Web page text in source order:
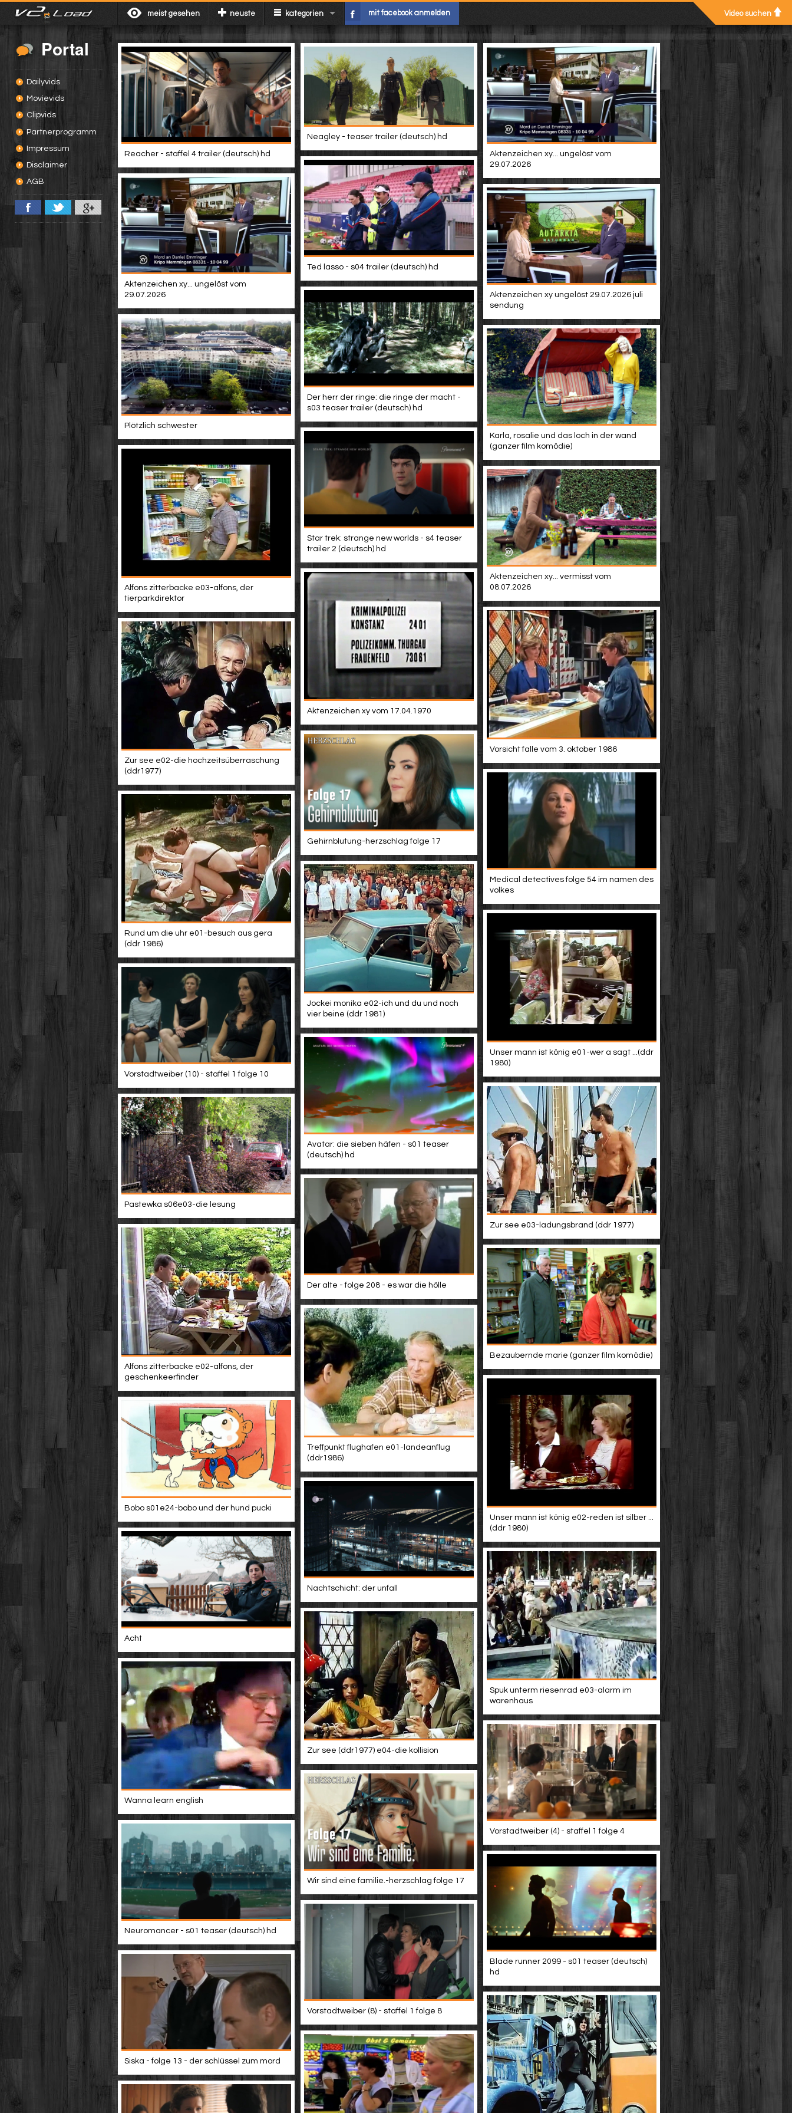
meist gesehen neuste kategorien mit facebook anmelden Video suchen
Portal
Dailyvids
Movievids
Clipvids
Partnerprogramm
Impressum
Disclaimer
AGB
Reacher - staffel 4 trailer (deutsch) hd
Neagley - teaser trailer (deutsch) hd
Aktenzeichen xy... ungelöst vom
29.07.2026
Ted lasso - s04 trailer (deutsch) hd
Aktenzeichen xy... ungelöst vom
29.07.2026
Aktenzeichen xy ungelöst 29.07.2026 juli
sendung
Der herr der ringe: die ringe der macht -
s03 teaser trailer (deutsch) hd
Plötzlich schwester
Karla, rosalie und das loch in der wand
(ganzer film komödie)
Star trek: strange new worlds - s4 teaser
trailer 2 (deutsch) hd
Alfons zitterbacke e03-alfons, der
tierparkdirektor
Aktenzeichen xy... vermisst vom
08.07.2026
Aktenzeichen xy vom 17.04.1970
Vorsicht falle vom 3. oktober 1986
Zur see e02-die hochzeitsüberraschung
(ddr1977)
Gehirnblutung-herzschlag folge 17
Medical detectives folge 54 im namen des
volkes
Rund um die uhr e01-besuch aus gera
(ddr 1986)
Jockei monika e02-ich und du und noch
vier beine (ddr 1981)
Unser mann ist könig e01-wer a sagt ...(ddr
1980)
Vorstadtweiber (10) - staffel 1 folge 10
Avatar: die sieben häfen - s01 teaser
(deutsch) hd
Zur see e03-ladungsbrand (ddr 1977)
Pastewka s06e03-die lesung
Der alte - folge 208 - es war die hölle
Alfons zitterbacke e02-alfons, der
geschenkeerfinder
Bezaubernde marie (ganzer film komödie)
Treffpunkt flughafen e01-landeanflug
(ddr1986)
Unser mann ist könig e02-reden ist silber ...
(ddr 1980)
Bobo s01e24-bobo und der hund pucki
Nachtschicht: der unfall
Acht
Spuk unterm riesenrad e03-alarm im
warenhaus
Zur see (ddr1977) e04-die kollision
Wanna learn english
Vorstadtweiber (4) - staffel 1 folge 4
Wir sind eine familie.-herzschlag folge 17
Neuromancer - s01 teaser (deutsch) hd
Blade runner 2099 - s01 teaser (deutsch)
hd
Vorstadtweiber (8) - staffel 1 folge 8
Siska - folge 13 - der schlüssel zum mord